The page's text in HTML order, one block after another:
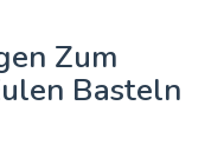
Zum
Basteln